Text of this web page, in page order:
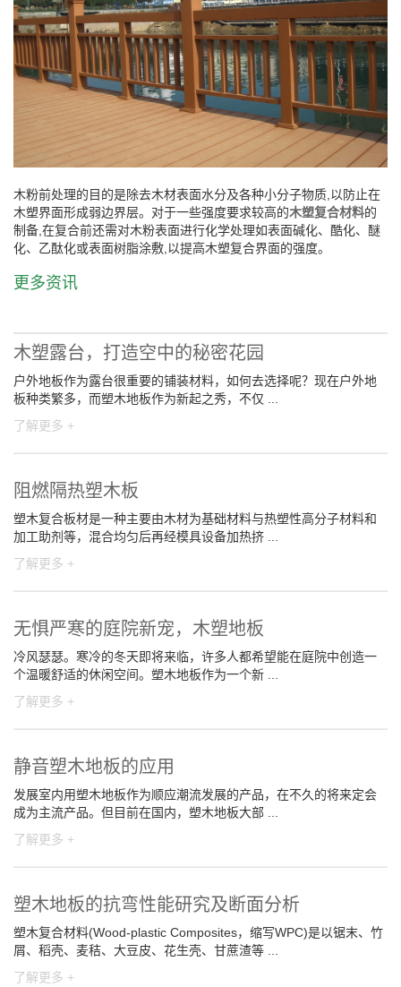
木粉前处理的目的是除去木材表面水分及各种小分子物质,以防止在
木塑界面形成弱边界层。对于一些强度要求较高的木塑复合材料的
制备,在复合前还需对木粉表面进行化学处理如表面碱化、酷化、醚
化、乙酞化或表面树脂涂敷,以提高木塑复合界面的强度。
更多资讯
木塑露台，打造空中的秘密花园
户外地板作为露台很重要的铺装材料，如何去选择呢？现在户外地
板种类繁多，而塑木地板作为新起之秀，不仅 ...
了解更多 +
阻燃隔热塑木板
塑木复合板材是一种主要由木材为基础材料与热塑性高分子材料和
加工助剂等，混合均匀后再经模具设备加热挤 ...
了解更多 +
无惧严寒的庭院新宠，木塑地板
冷风瑟瑟。寒冷的冬天即将来临，许多人都希望能在庭院中创造一
个温暖舒适的休闲空间。塑木地板作为一个新 ...
了解更多 +
静音塑木地板的应用
发展室内用塑木地板作为顺应潮流发展的产品，在不久的将来定会
成为主流产品。但目前在国内，塑木地板大部 ...
了解更多 +
塑木地板的抗弯性能研究及断面分析
塑木复合材料(Wood-plastic Composites，缩写WPC)是以锯末、竹
屑、稻壳、麦秸、大豆皮、花生壳、甘蔗渣等 ...
了解更多 +